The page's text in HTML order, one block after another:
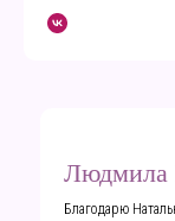
Людмила
Благодарю